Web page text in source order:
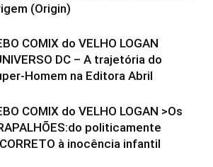
(Origin)
COMIX do VELHO LOGAN
DC – A trajetória do
Homem na Editora Abril
COMIX do VELHO LOGAN >Os
politicamente
à inocência infantil